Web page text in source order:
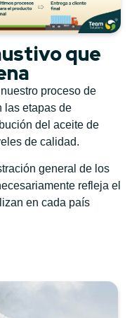
que
proceso de
las etapas de
del aceite de
de calidad.
general de los
refleja el
en cada país